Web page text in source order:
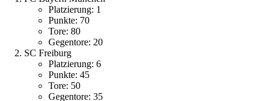
Platzierung: 1
Punkte: 70
Tore: 80
Gegentore: 20
SC Freiburg
Platzierung: 6
Punkte: 45
Tore: 50
Gegentore: 35